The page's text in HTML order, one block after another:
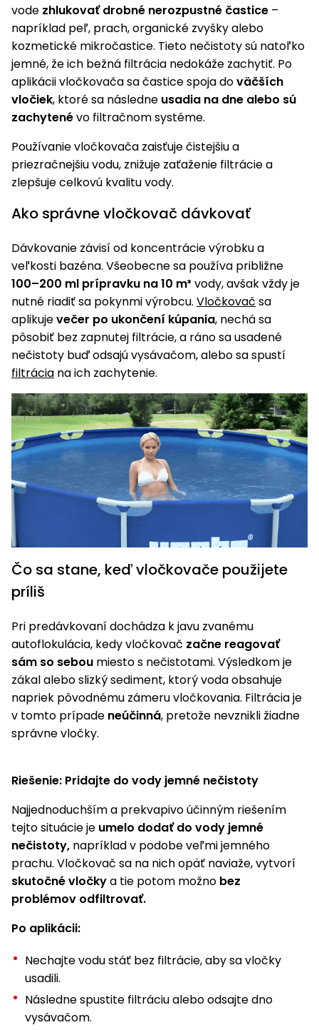
Náhradné
nože
Vidly
Štiepačky
dreva
Drviče
vetiev
Špalíkovače
Fukáre a
vysávače
na lístie
Záhradné
vozíky
Rozmetadlá
a posypové
vozíky
Čerpadlá
a
Vysokotlakové
umývačky
Zametacie
stroje
Snežné
Odhŕňače
a lopaty
na sneh
a rosiče
Príslušenstvo
boxy
Ochrana
Záhradné
koše
Krhly
obrubníky
Tieniace
textílie
Odpudzovače
a pasce
Príslušenstvo
stoly
Vibračné
dosky
Transportéry
na
betón
Meracie
prístroje
autobatérií
Vykurovanie
Navijaky
Príslušenstvo
Bagre
Seniorské
vozíky
Prilby
vode zhlukovať drobné nerozpustné častice –
napríklad peľ, prach, organické zvyšky alebo
kozmetické mikročastice. Tieto nečistoty sú natoľko
jemné, že ich bežná filtrácia nedokáže zachytiť. Po
aplikácii vločkovača sa častice spoja doväčších
vločiek, ktoré sa následne usadia na dne alebo sú
zachytenévo filtračnom systéme.
Používanie vločkovača zaisťuje čistejšiu a
priezračnejšiu vodu, znižuje zaťaženie filtrácie a
zlepšuje celkovú kvalitu vody.
Ako správne vločkovač dávkovať
Dávkovanie závisí od koncentrácie výrobku a
veľkosti bazéna. Všeobecne sa používa približne
100–200 ml prípravku na 10 m³ vody, avšak vždy je
nutné riadiť sa pokynmi výrobcu. Vločkovač sa
aplikujevečer po ukončení kúpania, nechá sa
pôsobiť bez zapnutej filtrácie, a ráno sa usadené
nečistoty buď odsajú vysávačom, alebo sa spustí
filtrácia na ich zachytenie.
Čo sa stane, keď vločkovače použijete
príliš
Pri predávkovaní dochádza k javu zvanému
autoflokulácia, kedy vločkovač začne reagovať
sám so sebou miesto s nečistotami. Výsledkom je
zákal alebo slizký sediment, ktorý voda obsahuje
napriek pôvodnému zámeru vločkovania. Filtrácia je
v tomto prípade neúčinná, pretože nevznikli žiadne
správne vločky.
Riešenie: Pridajte do vody jemné nečistoty
Najjednoduchším a prekvapivo účinným riešením
tejto situácie je umelo dodať do vody jemné
nečistoty, napríklad v podobe veľmi jemného
prachu. Vločkovač sa na nich opäť naviaže, vytvorí
skutočné vločkya tie potom možno bez
problémov odfiltrovať.
Po aplikácii:
Nechajte vodu stáť bez filtrácie, aby sa vločky
usadili.
Následne spustite filtráciu alebo odsajte dno
vysávačom.